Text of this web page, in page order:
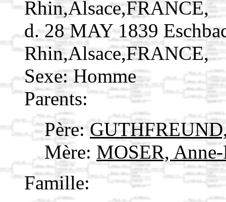
Rhin,Alsace,FRANCE,
d. 28 MAY 1839
Rhin,Alsace,FRANCE,
Sexe: Homme
Parents:
Père:
Mère: MOSER,
Famille: